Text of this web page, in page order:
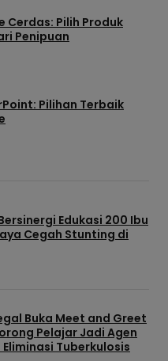
Cerdas: Pilih Produk
Penipuan
Pilihan Terbaik
Edukasi 200 Ibu
Cegah Stunting di
Buka Meet and Greet
Pelajar Jadi Agen
Tuberkulosis